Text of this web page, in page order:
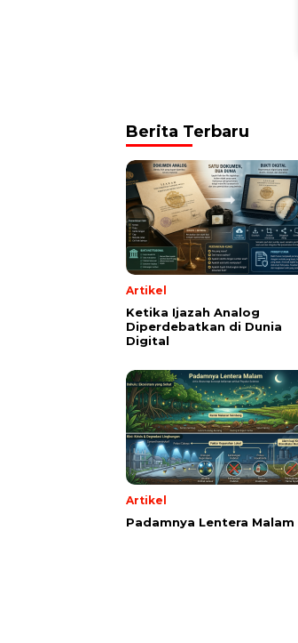
Berita Terbaru
Artikel
Ketika Ijazah Analog
Diperdebatkan di Dunia
Digital
Artikel
Padamnya Lentera Malam